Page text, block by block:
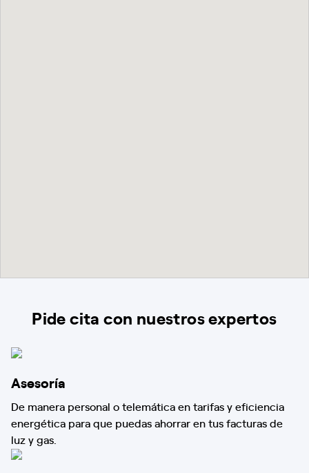
Pide cita con nuestros expertos
Asesoría
De manera personal o telemática en tarifas y eficiencia
energética para que puedas ahorrar en tus facturas de
luz y gas.